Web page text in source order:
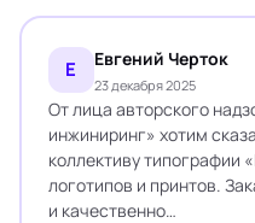
Е Евгений Черток
23 декабря 2025
От лица авторского
инжиниринг» хотим
коллективу типографии
логотипов и принтов.
и качественно…